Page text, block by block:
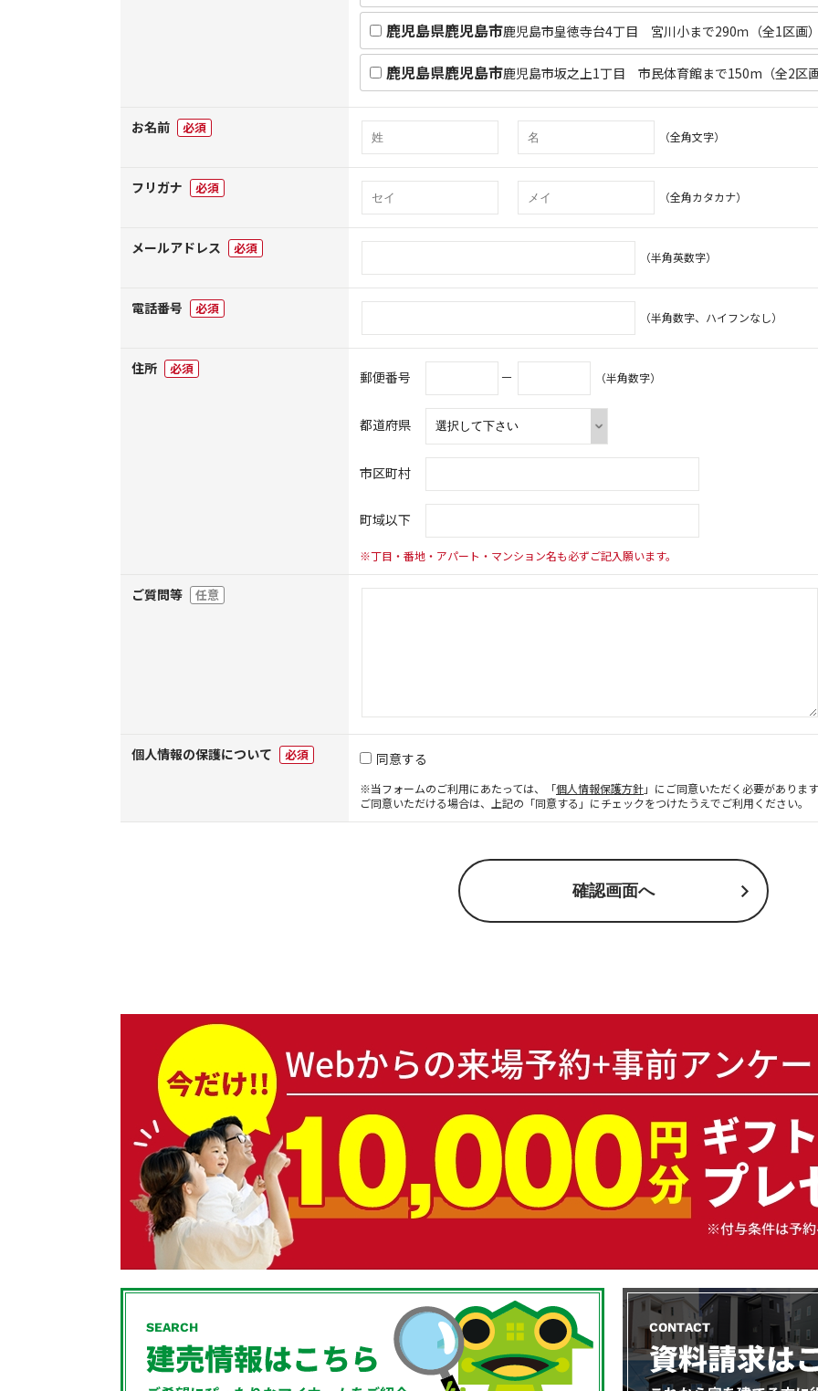
鹿児島県鹿児島市鹿児島市皇徳寺台4丁目 宮川小まで290ｍ（全1区画
鹿児島県鹿児島市鹿児島市坂之上1丁目 市民体育館まで150m（全2区
お名前 必須
（全角文字）
フリガナ 必須
（全角カタカナ）
メールアドレス 必須
（半角英数字）
電話番号 必須
（半角数字、ハイフンなし）
住所 必須 郵便番号 － （半角数字）
都道府県
市区町村
町域以下
※丁目・番地・アパート・マンション名も必ずご記入願います。
ご質問等 任意
個人情報の保護について 必須 同意する
※当フォームのご利用にあたっては、「個人情報保護方針」にご同意いただく必要がありま
ご同意いただける場合は、上記の「同意する」にチェックをつけたうえでご利用ください。